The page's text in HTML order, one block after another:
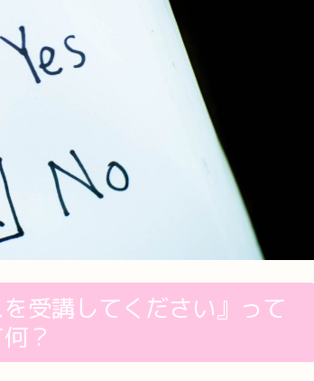
受講してください』って
？